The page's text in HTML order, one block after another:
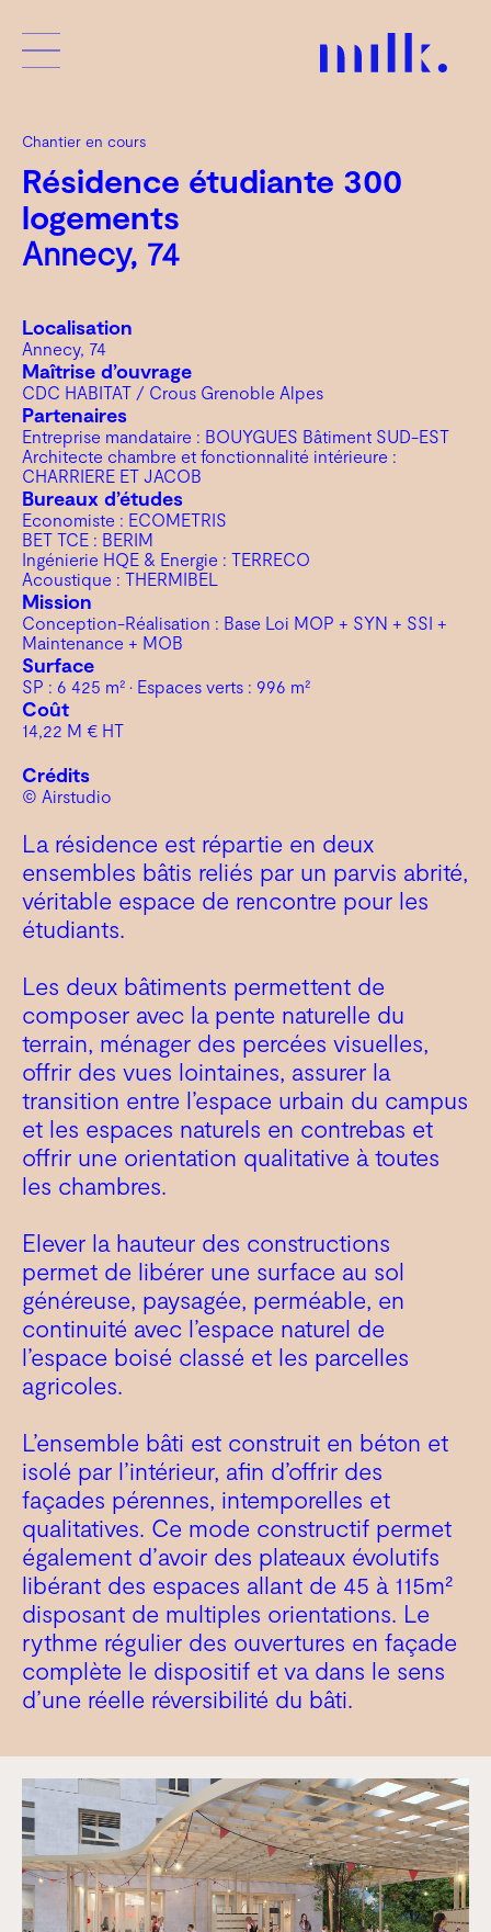
Chantier en cours
Résidence étudiante 300
logements
Annecy, 74
Localisation
Annecy, 74
Maîtrise d’ouvrage
CDC HABITAT / Crous Grenoble Alpes
Partenaires
Entreprise mandataire : BOUYGUES Bâtiment SUD-EST
Architecte chambre et fonctionnalité intérieure :
CHARRIERE ET JACOB
Bureaux d’études
Economiste : ECOMETRIS
BET TCE : BERIM
Ingénierie HQE & Energie : TERRECO
Acoustique : THERMIBEL
Mission
Conception-Réalisation : Base Loi MOP + SYN + SSI +
Maintenance + MOB
Surface
SP : 6 425 m² • Espaces verts : 996 m²
Coût
14,22 M € HT
Crédits
© Airstudio
La résidence est répartie en deux
ensembles bâtis reliés par un parvis abrité,
véritable espace de rencontre pour les
étudiants.
Les deux bâtiments permettent de
composer avec la pente naturelle du
terrain, ménager des percées visuelles,
offrir des vues lointaines, assurer la
transition entre l’espace urbain du campus
et les espaces naturels en contrebas et
offrir une orientation qualitative à toutes
les chambres.
Elever la hauteur des constructions
permet de libérer une surface au sol
généreuse, paysagée, perméable, en
continuité avec l’espace naturel de
l’espace boisé classé et les parcelles
agricoles.
L’ensemble bâti est construit en béton et
isolé par l’intérieur, afin d’offrir des
façades pérennes, intemporelles et
qualitatives. Ce mode constructif permet
également d’avoir des plateaux évolutifs
libérant des espaces allant de 45 à 115m²
disposant de multiples orientations. Le
rythme régulier des ouvertures en façade
complète le dispositif et va dans le sens
d’une réelle réversibilité du bâti.